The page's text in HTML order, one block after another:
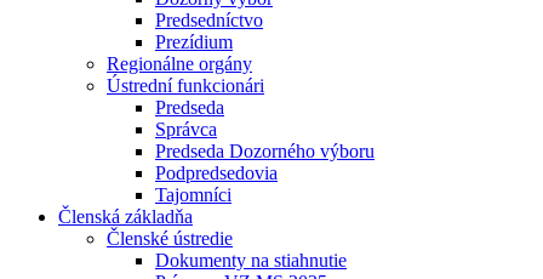
Predsedníctvo
Prezídium
Regionálne orgány
Ústrední funkcionári
Predseda
Správca
Predseda Dozorného výboru
Podpredsedovia
Tajomníci
Členská základňa
Členské ústredie
Dokumenty na stiahnutie